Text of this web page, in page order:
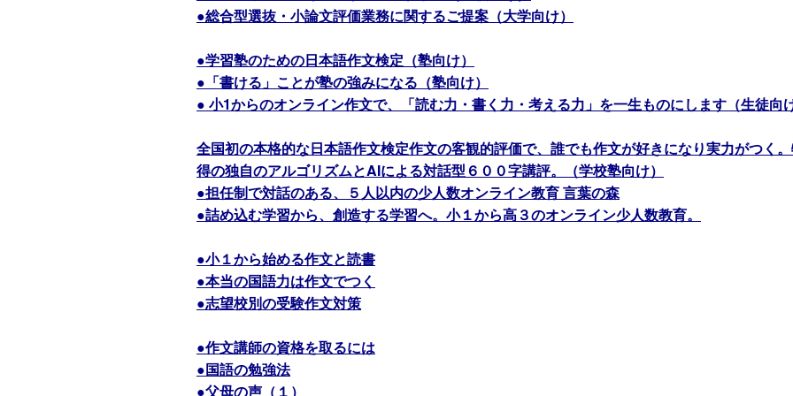
●総合型選抜・小論文評価業務に関するご提案（大学向け）
●学習塾のための日本語作文検定（塾向け）
●「書ける」ことが塾の強みになる（塾向け）
● 小1からのオンライン作文で、「読む力・書く力・考える力」を一生ものにします（生徒向
全国初の本格的な日本語作文検定作文の客観的評価で、誰でも作文が好きになり実力がつく
得の独自のアルゴリズムとAIによる対話型６００字講評。（学校塾向け）
●担任制で対話のある、５人以内の少人数オンライン教育 言葉の森
●詰め込む学習から、創造する学習へ。小１から高３のオンライン少人数教育。
●小１から始める作文と読書
●本当の国語力は作文でつく
●志望校別の受験作文対策
●作文講師の資格を取るには
●国語の勉強法
●父母の声（１）